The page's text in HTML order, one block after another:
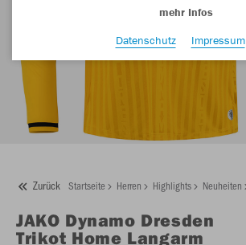
Zurück Startseite Herren Highlights Neuheiten
JAKO Dynamo Dresden
Trikot Home Langarm
mehr Infos
Datenschutz
Impressum